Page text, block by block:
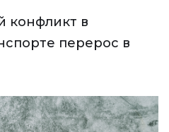
конфликт в
перерос в